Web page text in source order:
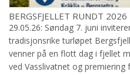
BERGSFJELLET RUNDT
29.05.26: Søndag 7. juni
tradisjonsrike turløpet
venner på en flott dag i fjellet
ved Vasslivatnet og